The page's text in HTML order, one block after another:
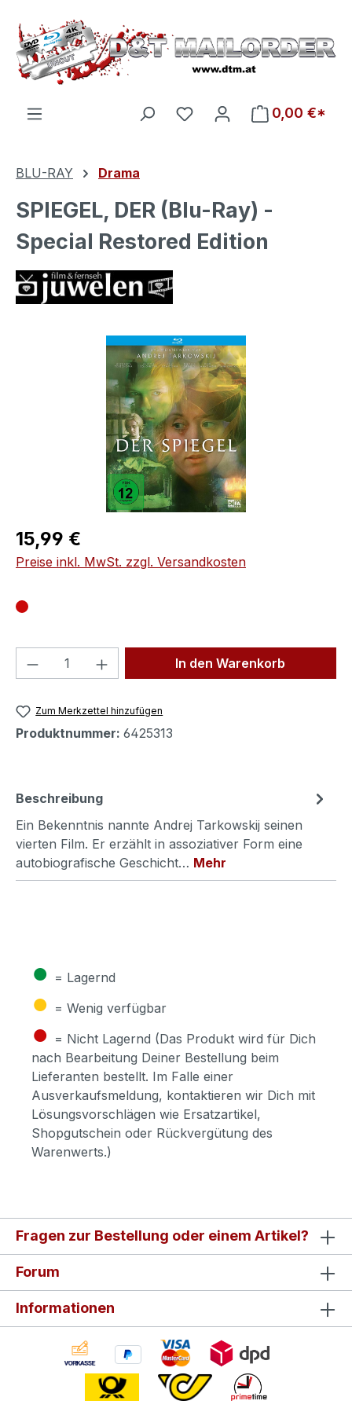
Zum Hauptinhalt springen
Du hast 0 Produkte auf
0,00 €*
BLU-RAY Drama
SPIEGEL, DER (Blu-Ray) -
Special Restored Edition
Bildergalerie überspringen
Regulärer Preis:
15,99 €
Preise inkl. MwSt. zzgl. Versandkosten
Produkt Anzahl: Gib denIn den Warenkorb
Zum Merkzettel hinzufügen
Produktnummer: 6425313
Beschreibung
Ein Bekenntnis nannte Andrej Tarkowskij seinen
vierten Film. Er erzählt in assoziativer Form eine
autobiografische Geschicht… Mehr
● = Lagernd
● = Wenig verfügbar
● = Nicht Lagernd (Das Produkt wird für Dich
nach Bearbeitung Deiner Bestellung beim
Lieferanten bestellt. Im Falle einer
Ausverkaufsmeldung, kontaktieren wir Dich mit
Lösungsvorschlägen wie Ersatzartikel,
Shopgutschein oder Rückvergütung des
Warenwerts.)
Fragen zur Bestellung oder einem Artikel?
Forum
Informationen